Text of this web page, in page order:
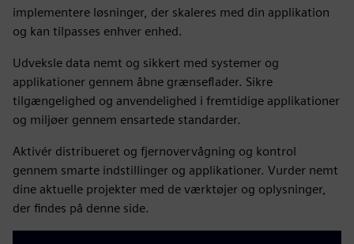
implementere løsninger, der skaleres med din applikation
og kan tilpasses enhver enhed.
Udveksle data nemt og sikkert med systemer og
applikationer gennem åbne grænseflader. Sikre
tilgængelighed og anvendelighed i fremtidige applikationer
og miljøer gennem ensartede standarder.
Aktivér distribueret og fjernovervågning og kontrol
gennem smarte indstillinger og applikationer. Vurder nemt
dine aktuelle projekter med de værktøjer og oplysninger,
der findes på denne side.